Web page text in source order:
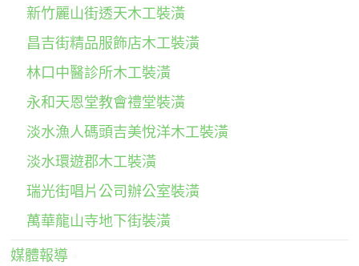
新竹麗山街透天木工裝潢
昌吉街精品服飾店木工裝潢
林口中醫診所木工裝潢
永和天恩堂教會禮堂裝潢
淡水漁人碼頭吉美悅洋木工裝潢
淡水環遊郡木工裝潢
瑞光街唱片公司辦公室裝潢
萬華龍山寺地下街裝潢
媒體報導